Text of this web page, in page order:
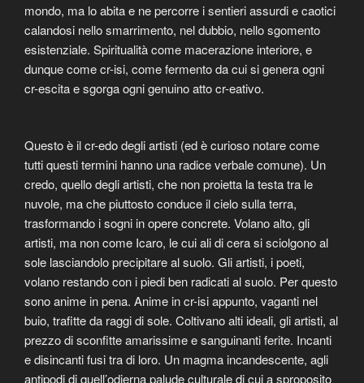
mondo, ma lo abita e ne percorre i sentieri assurdi e caotici
calandosi nello smarrimento, nel dubbio, nello sgomento
esistenziale. Spiritualità come macerazione interiore, e
dunque come cr-isi, come fermento da cui si genera ogni
cr-escita e sgorga ogni genuino atto cr-eativo.
Questo è il cr-edo degli artisti (ed è curioso notare come
tutti questi termini hanno una radice verbale comune). Un
credo, quello degli artisti, che non proietta la testa tra le
nuvole, ma che piuttosto conduce il cielo sulla terra,
trasformando i sogni in opere concrete. Volano alto, gli
artisti, ma non come Icaro, le cui ali di cera si sciolgono al
sole lasciandolo precipitare al suolo. Gli artisti, i poeti,
volano restando con i piedi ben radicati al suolo. Per questo
sono anime in pena. Anime in cr-isi appunto, vaganti nel
buio, trafitte da raggi di sole. Coltivano alti ideali, gli artisti, al
prezzo di sconfitte amarissime e sanguinanti ferite. Incanti
e disincanti fusi tra di loro. Un magma incandescente, agli
antipodi di quell’odierna palude culturale di cui a sproposito